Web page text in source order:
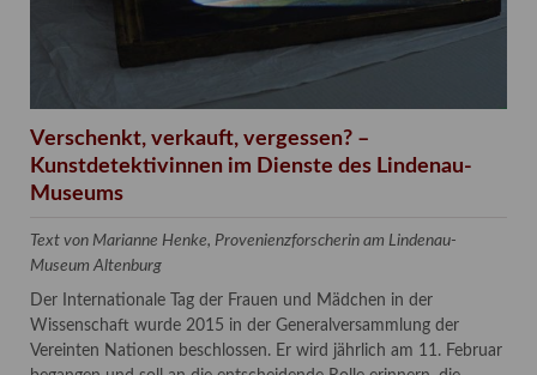
Verschenkt, verkauft, vergessen? –
Kunstdetektivinnen im Dienste des Lindenau-
Museums
Text von Marianne Henke, Provenienzforscherin am Lindenau-
Museum Altenburg
Der Internationale Tag der Frauen und Mädchen in der
Wissenschaft wurde 2015 in der Generalversammlung der
Vereinten Nationen beschlossen. Er wird jährlich am 11. Februar